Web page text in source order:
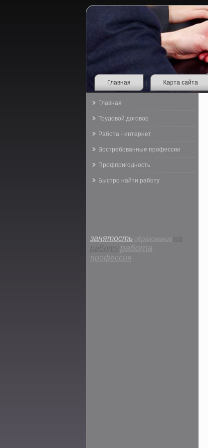
Главная Карта сайта
Главная
Трудовой договор
Работа - интернет
Востребованные профессии
Профпригодность
Быстро найти работу
занятость образование на
работу работа
профессия